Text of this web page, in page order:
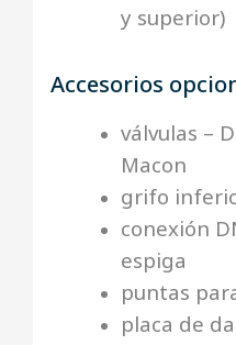
y superior)
Accesorios
válvulas –
Macon
grifo
conexión
espiga
puntas
placa de